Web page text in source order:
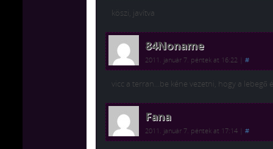
köszi, javítva
84Noname
2011. január 7. péntek at 16:22 #
vicc a terran…be kéne vezetni, hogy a lebegő
Fana
2011. január 7. péntek at 17:14 #